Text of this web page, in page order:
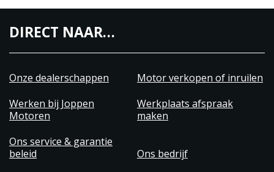
DIRECT NAAR…
Onze dealerschappen
Motor verkopen of inruilen
Werken bij Joppen
Motoren
Werkplaats afspraak
maken
Ons service & garantie
beleid
Ons bedrijf